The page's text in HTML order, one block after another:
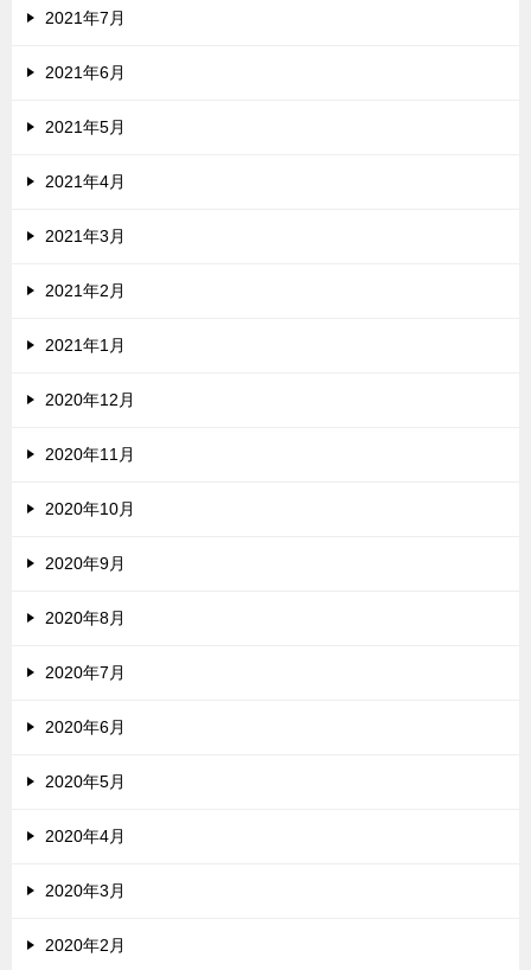
2021年7月
2021年6月
2021年5月
2021年4月
2021年3月
2021年2月
2021年1月
2020年12月
2020年11月
2020年10月
2020年9月
2020年8月
2020年7月
2020年6月
2020年5月
2020年4月
2020年3月
2020年2月